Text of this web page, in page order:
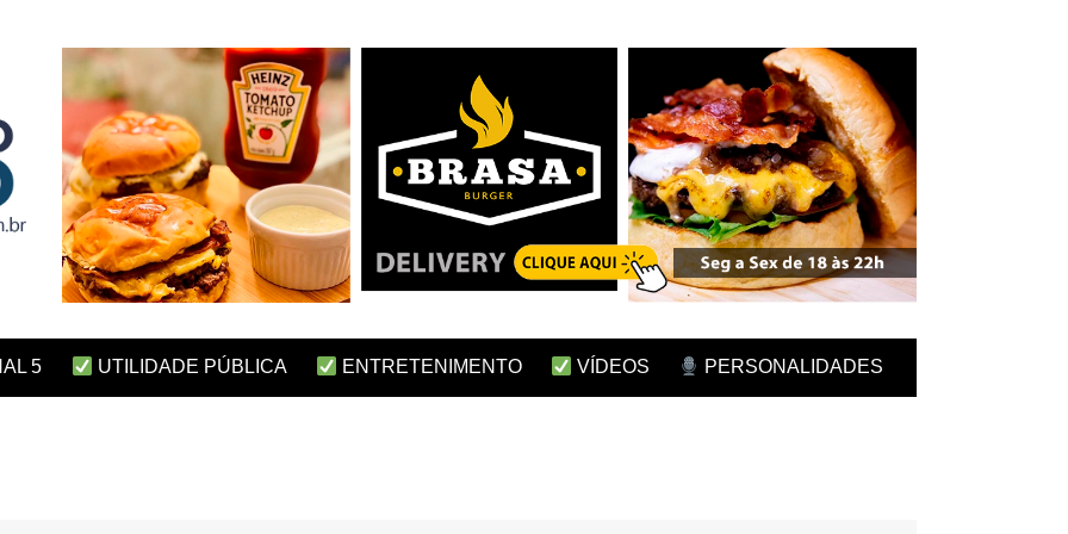
5 UTILIDADE PÚBLICA ENTRETENIMENTO VÍDEOS PERSONALIDADES